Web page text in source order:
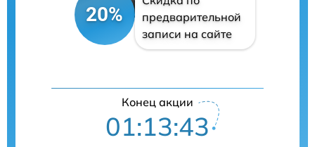
20%
предварительной
записи на сайте
Конец акции
01:13:43